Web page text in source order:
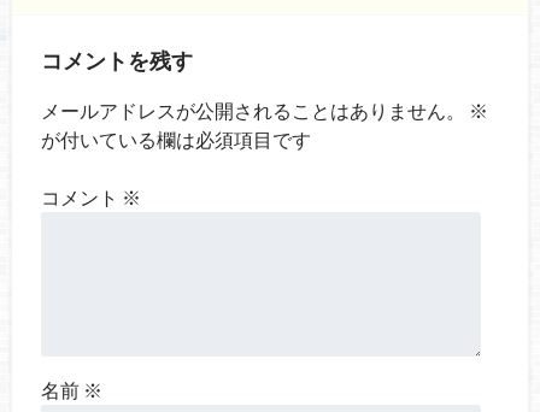
コメントを残す
メールアドレスが公開されることはありません。
※
が付いている欄は必須項目です
コメント ※
名前 ※